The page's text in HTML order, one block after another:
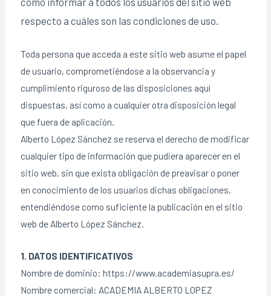
respecto a cuáles son las condiciones de uso.
Toda persona que acceda a este sitio web asume el papel
de usuario, comprometiéndose a la observancia y
cumplimiento riguroso de las disposiciones aquí
dispuestas, así como a cualquier otra disposición legal
que fuera de aplicación.
Alberto López Sánchez se reserva el derecho de modificar
cualquier tipo de información que pudiera aparecer en el
sitio web, sin que exista obligación de preavisar o poner
en conocimiento de los usuarios dichas obligaciones,
entendiéndose como suficiente la publicación en el sitio
web de Alberto López Sánchez.
1. DATOS IDENTIFICATIVOS
Nombre de dominio: https://www.academiasupra.es/
Nombre comercial: ACADEMIA ALBERTO LOPEZ